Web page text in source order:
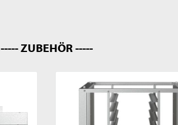
----- ZUBEHÖR -----